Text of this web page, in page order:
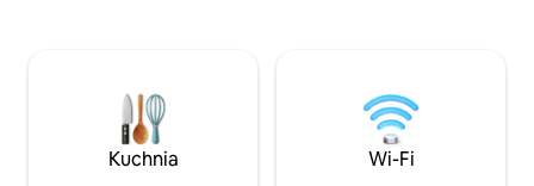
prysznic 🍳 Nowoczesna kuchnia w pełni
zaopatrzona w niezbędne produkty 🎱
Stół bilardowy, przytulna sofa i rozrywka
✨ Wszystko, czego potrzebujesz, aby
przestrzenią z
dzienną, w pełni
pralnią w
Idealne miejsce
Kuchnia Wi-Fi